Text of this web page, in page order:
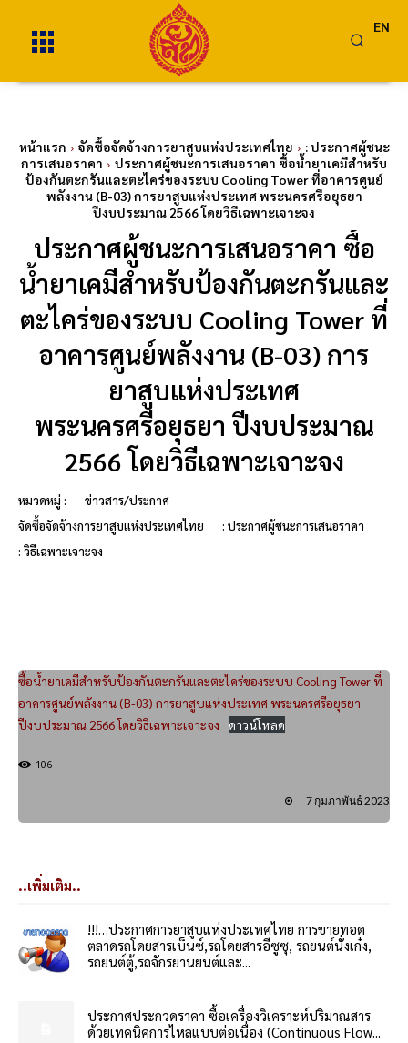
EN
หน้าแรก จัดซื้อจัดจ้างการยาสูบแห่งประเทศไทย
: ประกาศผู้ชนะ
การเสนอราคา
ประกาศผู้ชนะการเสนอราคา ซื้อน้ำยาเคมีสำหรับ
ป้องกันตะกรันและตะไคร่ของระบบ Cooling Tower ที่อาคารศูนย์
พลังงาน (B-03) การยาสูบแห่งประเทศ พระนครศรีอยุธยา
ปีงบประมาณ 2566 โดยวิธีเฉพาะเจาะจง
ประกาศผู้ชนะการเสนอราคา ซื้อ
น้ำยาเคมีสำหรับป้องกันตะกรันและ
ตะไคร่ของระบบ Cooling Tower ที่
อาคารศูนย์พลังงาน (B-03) การ
ยาสูบแห่งประเทศ
พระนครศรีอยุธยา ปีงบประมาณ
2566 โดยวิธีเฉพาะเจาะจง
หมวดหมู่ :
ข่าวสาร/ประกาศ
จัดซื้อจัดจ้างการยาสูบแห่งประเทศไทย
: ประกาศผู้ชนะการเสนอราคา
: วิธีเฉพาะเจาะจง
ซื้อน้ำยาเคมีสำหรับป้องกันตะกรันและตะไคร่ของระบบ Cooling Tower ที่
อาคารศูนย์พลังงาน (B-03) การยาสูบแห่งประเทศ พระนครศรีอยุธยา
ปีงบประมาณ 2566 โดยวิธีเฉพาะเจาะจง
ดาวน์โหลด
106
7 กุมภาพันธ์ 2023
..เพิ่มเติม..
!!!…ประกาศการยาสูบแห่งประเทศไทย การขายทอด
ตลาดรถโดยสารเบ็นซ์,รถโดยสารอีซูซุ, รถยนต์นั่งเก๋ง,
รถยนต์ตู้,รถจักรยานยนต์และ...
ประกาศประกวดราคา ซื้อเครื่องวิเคราะห์ปริมาณสาร
ด้วยเทคนิคการไหลแบบต่อเนื่อง (Continuous Flow...